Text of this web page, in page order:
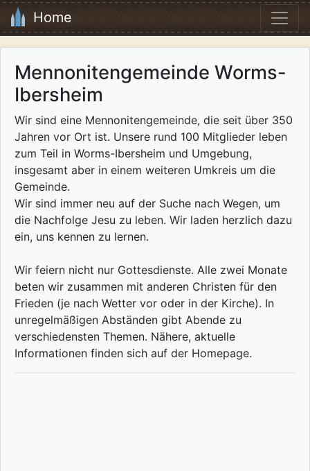
Home
Mennonitengemeinde Worms-
Ibersheim
Wir sind eine Mennonitengemeinde, die seit über 350
Jahren vor Ort ist. Unsere rund 100 Mitglieder leben
zum Teil in Worms-Ibersheim und Umgebung,
insgesamt aber in einem weiteren Umkreis um die
Gemeinde.
Wir sind immer neu auf der Suche nach Wegen, um
die Nachfolge Jesu zu leben. Wir laden herzlich dazu
ein, uns kennen zu lernen.
Wir feiern nicht nur Gottesdienste. Alle zwei Monate
beten wir zusammen mit anderen Christen für den
Frieden (je nach Wetter vor oder in der Kirche). In
unregelmäßigen Abständen gibt Abende zu
verschiedensten Themen. Nähere, aktuelle
Informationen finden sich auf der Homepage.